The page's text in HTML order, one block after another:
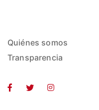
Quiénes somos
Transparencia